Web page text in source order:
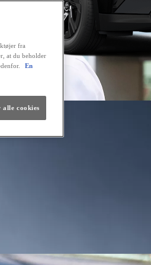
fra
at du beholder
En
alle cookies